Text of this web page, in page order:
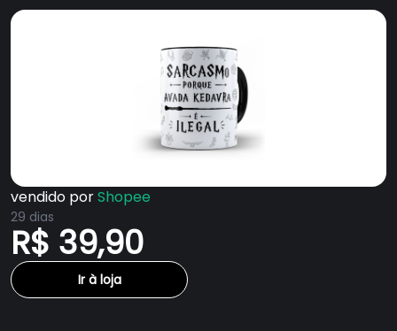
vendido porShopee
29 dias
R$ 39,90
Ir à loja